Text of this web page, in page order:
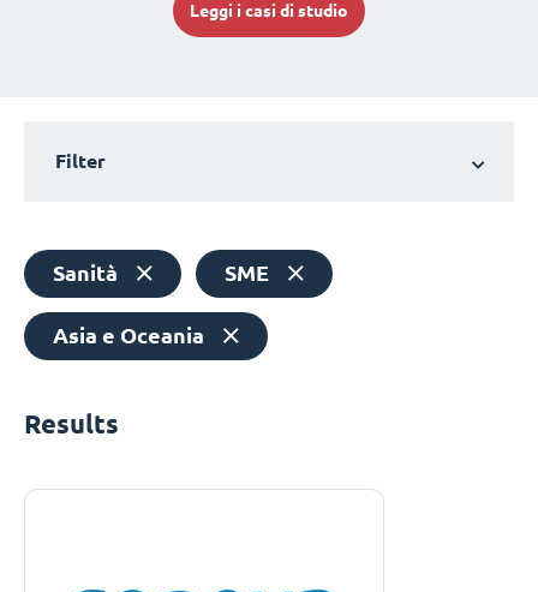
Leggi i casi di studio
Filter
Sanità SME
Asia e Oceania
Results